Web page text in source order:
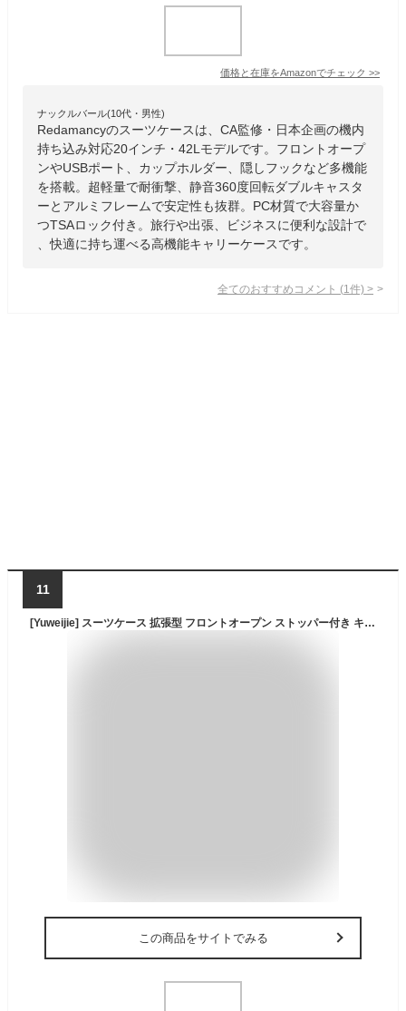
価格と在庫をAmazonでチェック >>
ナックルバール(10代・男性)
Redamancyのスーツケースは、CA監修・日本企画の機内
持ち込み対応20インチ・42Lモデルです。フロントオープ
ンやUSBポート、カップホルダー、隠しフックなど多機能
を搭載。超軽量で耐衝撃、静音360度回転ダブルキャスタ
ーとアルミフレームで安定性も抜群。PC材質で大容量か
つTSAロック付き。旅行や出張、ビジネスに便利な設計で
、快適に持ち運べる高機能キャリーケースです。
全てのおすすめコメント (1 件) >
11
[Yuweijie] スーツケース 拡張型 フロントオープン ストッパー付き キャリーケース 多機能 Mサイズ 軽量 大容量 機内持ち込み 4泊5日 トップポケットパソコンケース キャリーバッグ USB カップホルダー付き 携帯スタンド 頑丈 TSAロック 360度回転 修学 トラベル 出張 65リットル ホワイト
この商品をサイトでみる